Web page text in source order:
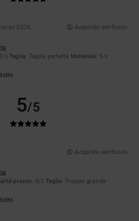
2026
Acquisto verificato
/5 Taglia: Taglia perfetta Materiale: 5 /5
5/5
Acquisto verificato
prezzo: 5/5 Taglia: Troppo grande